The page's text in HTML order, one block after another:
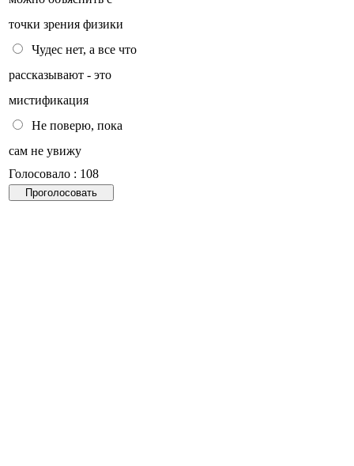
точки зрения физики
Чудес нет, а все что
рассказывают - это
мистификация
Не поверю, пока
сам не увижу
Голосовало : 108